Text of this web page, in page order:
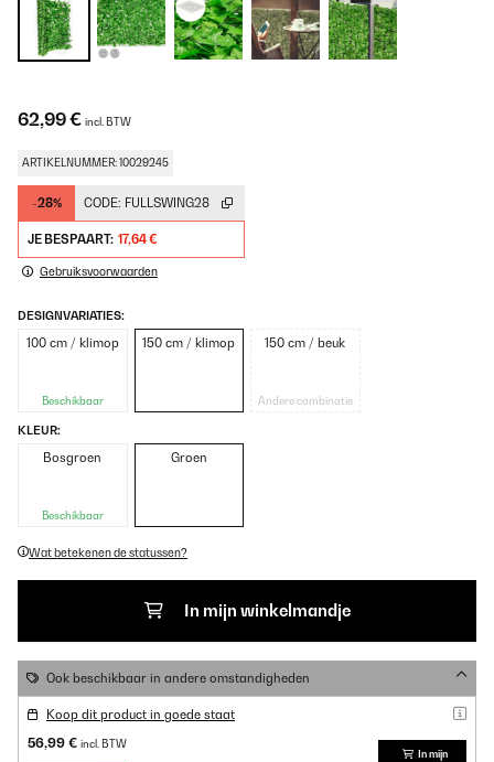
62,99 € incl. BTW
ARTIKELNUMMER: 10029245
-28% CODE: FULLSWING28
JE BESPAART: 17,64 €
Gebruiksvoorwaarden
DESIGNVARIATIES:
100 cm / klimop
Beschikbaar
150 cm / klimop 150 cm / beuk
Andere combinatie
KLEUR:
Bosgroen
Beschikbaar
Groen
Wat betekenen de statussen?
In mijn winkelmandje
Ook beschikbaar in andere omstandigheden
Koop dit product in goede staat
56,99 € incl. BTW
In mijn